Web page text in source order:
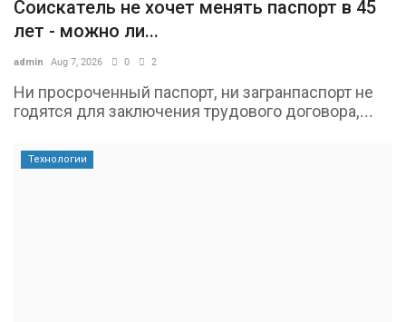
Соискатель не хочет менять паспорт в 45
лет - можно ли...
admin Aug 7, 2026 0 2
Ни просроченный паспорт, ни загранпаспорт не
годятся для заключения трудового договора,...
Технологии